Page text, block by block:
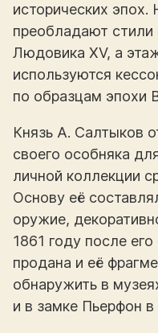
исторических
преобладают стили
Людовика XV, а
используются
по образцам эпохи
Князь А. Салтыков
своего особняка
личной коллекции
Основу её
оружие,
1861 году после
продана и её
обнаружить в
и в замке Пьерфон в